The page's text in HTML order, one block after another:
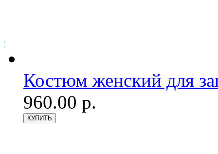
Костюм женский для
960.00 р.